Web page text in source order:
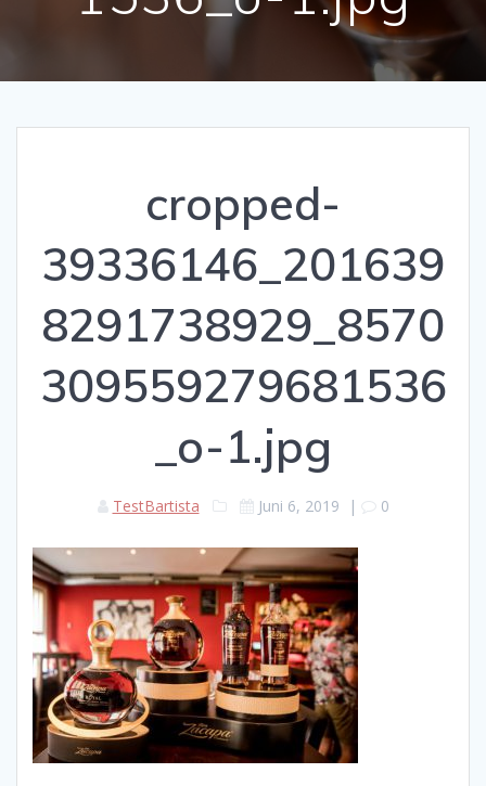
cropped-
39336146_201639
8291738929_8570
309559279681536
_o-1.jpg
TestBartista Juni 6, 2019 | 0